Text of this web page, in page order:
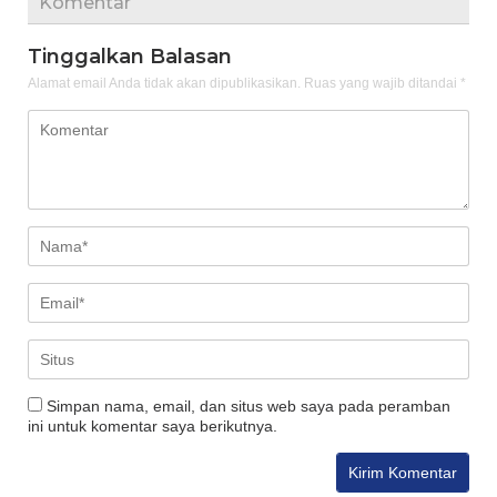
Tinggalkan Balasan
Alamat email Anda tidak akan dipublikasikan. Ruas yang wajib ditandai *
Simpan nama, email, dan situs web saya pada peramban
ini untuk komentar saya berikutnya.